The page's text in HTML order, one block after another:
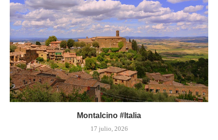
Montalcino #Italia
17 julio, 2026